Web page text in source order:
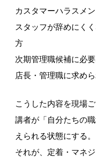
カスタマーハラスメ
スタッフが辞めにく
方
次期管理職候補に必
店長・管理職に求め
こうした内容を現場
講者が「自分たちの
えられる状態にする。
それが、定着・マネ